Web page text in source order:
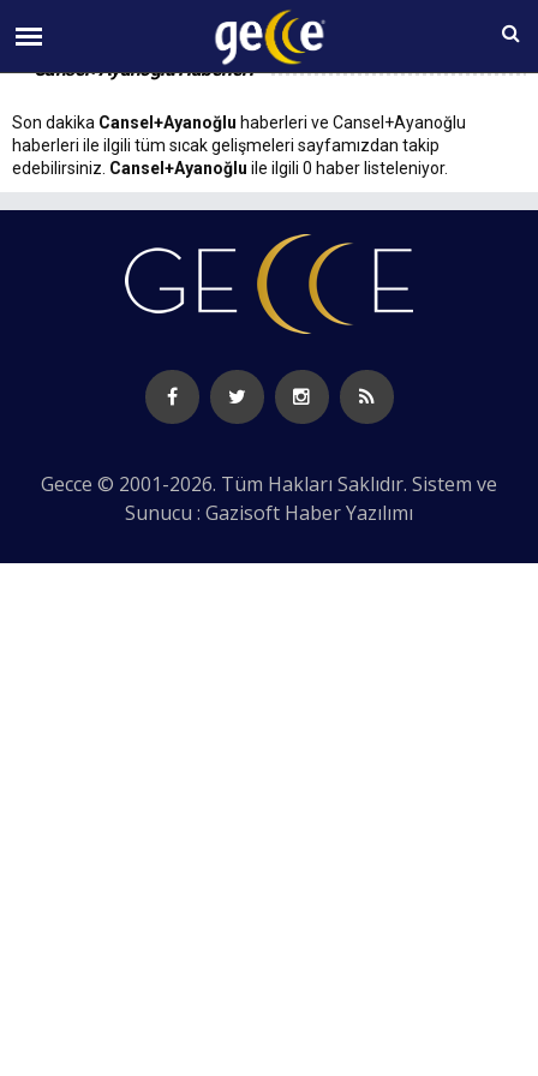
07 AĞUSTOS Cuma 09:04
Cansel+Ayanoğlu Haberleri
Son dakika Cansel+Ayanoğlu haberleri ve Cansel+Ayanoğlu
haberleri ile ilgili tüm sıcak gelişmeleri sayfamızdan takip
edebilirsiniz. Cansel+Ayanoğlu ile ilgili 0 haber listeleniyor.
Gecce © 2001-2026. Tüm Hakları Saklıdır. Sistem ve
Sunucu : Gazisoft Haber Yazılımı